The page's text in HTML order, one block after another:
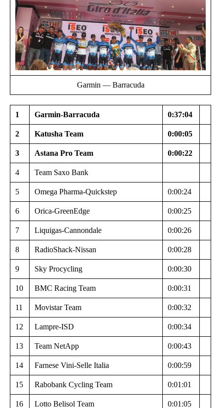
Garmin — Barracuda
1 Garmin-Barracuda 0:37:04
2 Katusha Team 0:00:05
3 Astana Pro Team 0:00:22
4 Team Saxo Bank
5 Omega Pharma-Quickstep 0:00:24
6 Orica-GreenEdge 0:00:25
7 Liquigas-Cannondale 0:00:26
8 RadioShack-Nissan 0:00:28
9 Sky Procycling 0:00:30
10 BMC Racing Team 0:00:31
11 Movistar Team 0:00:32
12 Lampre-ISD 0:00:34
13 Team NetApp 0:00:43
14 Farnese Vini-Selle Italia 0:00:59
15 Rabobank Cycling Team 0:01:01
16 Lotto Belisol Team 0:01:05